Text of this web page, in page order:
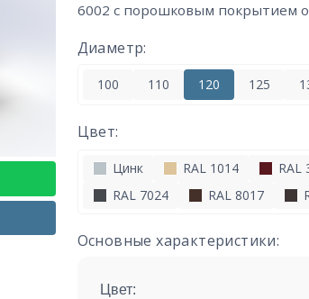
6002 с порошковым покрытием
Диаметр:
100 110 120 125
Цвет:
Цинк RAL 1014 RAL
RAL 7024
RAL 8017
Основные характеристики:
Цвет: